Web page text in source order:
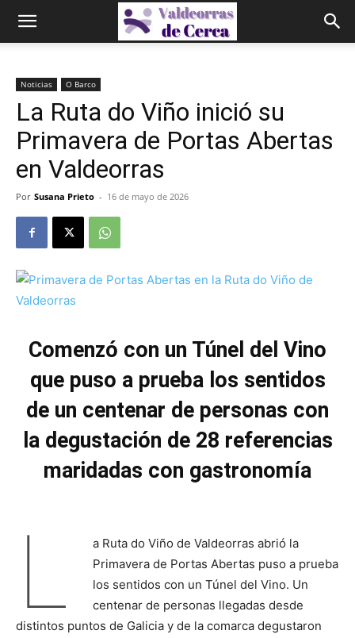
Noticias O Barco
La Ruta do Viño inició su
Primavera de Portas Abertas
en Valdeorras
Por Susana Prieto - 16 de mayo de 2026
Comenzó con un Túnel del Vino
que puso a prueba los sentidos
de un centenar de personas con
la degustación de 28 referencias
maridadas con gastronomía
L
a Ruta do Viño de Valdeorras abrió la
Primavera de Portas Abertas puso a prueba
los sentidos con un Túnel del Vino. Un
centenar de personas llegadas desde
distintos puntos de Galicia y de la comarca degustaron